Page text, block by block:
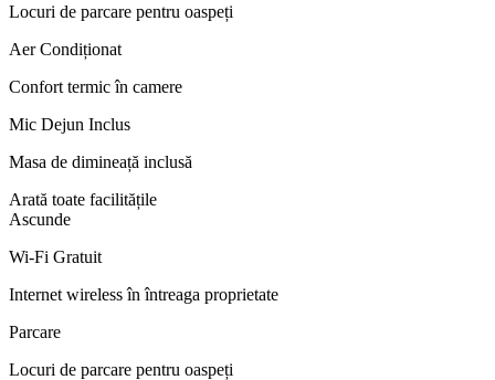
Locuri de parcare pentru oaspeți
Aer Condiționat
Confort termic în camere
Mic Dejun Inclus
Masa de dimineață inclusă
Arată toate facilitățile
Ascunde
Wi-Fi Gratuit
Internet wireless în întreaga proprietate
Parcare
Locuri de parcare pentru oaspeți